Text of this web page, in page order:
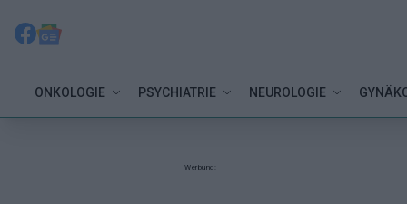
ONKOLOGIE PSYCHIATRIE NEUROLOGIE
Werbung: